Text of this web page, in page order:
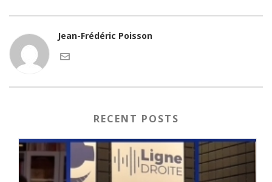
Jean-Frédéric Poisson
RECENT POSTS